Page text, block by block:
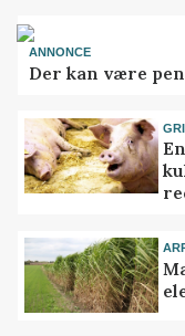
ANNONCE
Der kan være